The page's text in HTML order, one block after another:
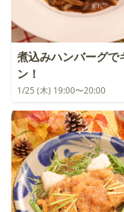
煮込みハンバーグで
ン！
1/25 (木) 19:00〜20:00